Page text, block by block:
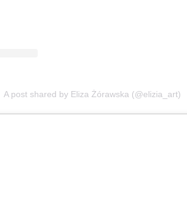
A post shared by Eliza Żórawska (@elizia_art)